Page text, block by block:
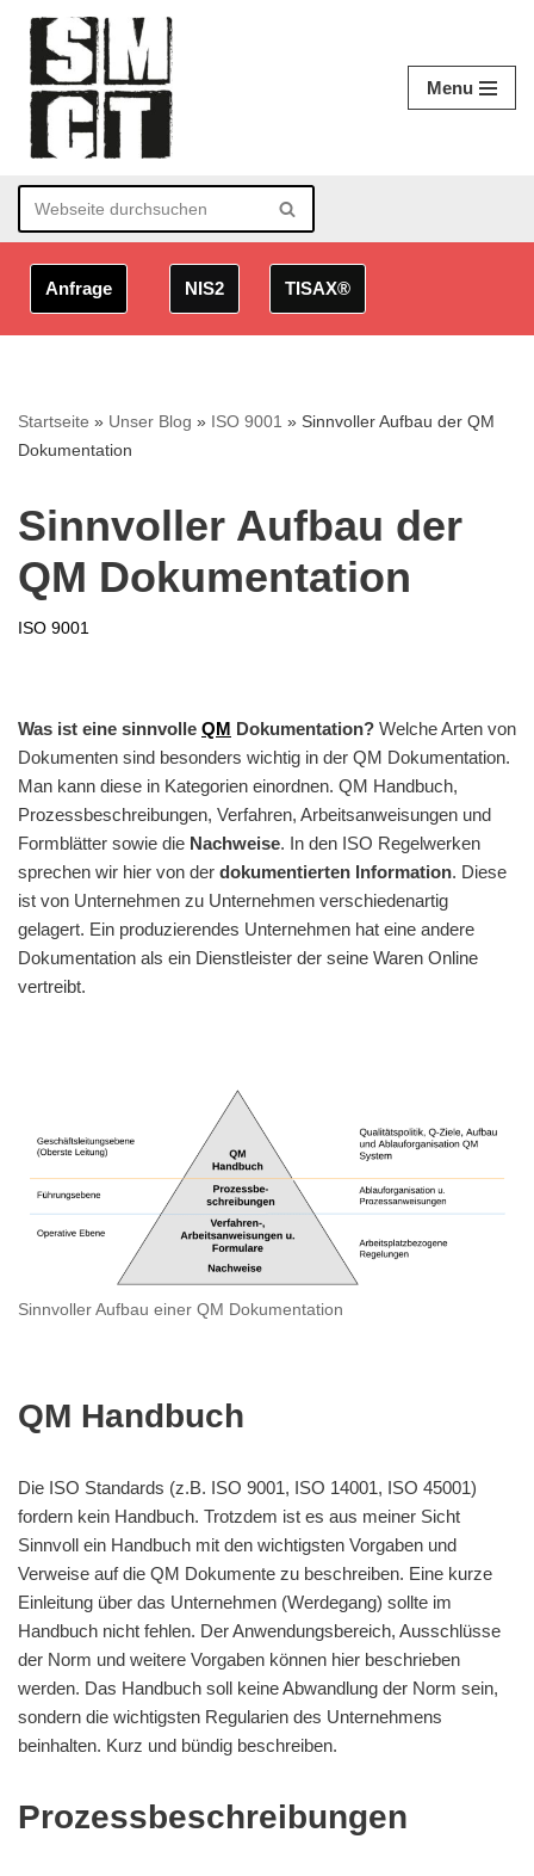
Zum
Inhalt
springen
Menu
Anfrage NIS2 TISAX®
Startseite » Unser Blog » ISO 9001 » Sinnvoller Aufbau der QM
Dokumentation
Sinnvoller Aufbau der
QM Dokumentation
ISO 9001
Was ist eine sinnvolle QM Dokumentation? Welche Arten von
Dokumenten sind besonders wichtig in der QM Dokumentation.
Man kann diese in Kategorien einordnen. QM Handbuch,
Prozessbeschreibungen, Verfahren, Arbeitsanweisungen und
Formblätter sowie die Nachweise. In den ISO Regelwerken
sprechen wir hier von der dokumentierten Information. Diese
ist von Unternehmen zu Unternehmen verschiedenartig
gelagert. Ein produzierendes Unternehmen hat eine andere
Dokumentation als ein Dienstleister der seine Waren Online
vertreibt.
Sinnvoller Aufbau einer QM Dokumentation
QM Handbuch
Die ISO Standards (z.B. ISO 9001, ISO 14001, ISO 45001)
fordern kein Handbuch. Trotzdem ist es aus meiner Sicht
Sinnvoll ein Handbuch mit den wichtigsten Vorgaben und
Verweise auf die QM Dokumente zu beschreiben. Eine kurze
Einleitung über das Unternehmen (Werdegang) sollte im
Handbuch nicht fehlen. Der Anwendungsbereich, Ausschlüsse
der Norm und weitere Vorgaben können hier beschrieben
werden. Das Handbuch soll keine Abwandlung der Norm sein,
sondern die wichtigsten Regularien des Unternehmens
beinhalten. Kurz und bündig beschreiben.
Prozessbeschreibungen